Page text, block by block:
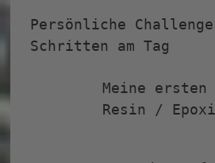
Persönliche
Schritten am Tag
Meine ersten
Epoxidharz